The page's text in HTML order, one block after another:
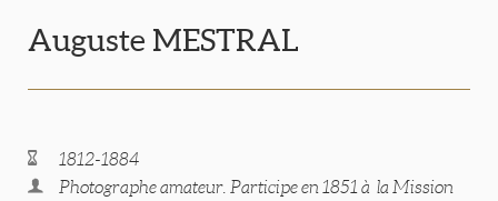
Auguste MESTRAL
1812-1884
Photographe amateur. Participe en 1851 à la Mission